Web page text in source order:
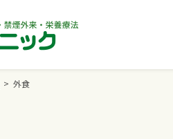
外食